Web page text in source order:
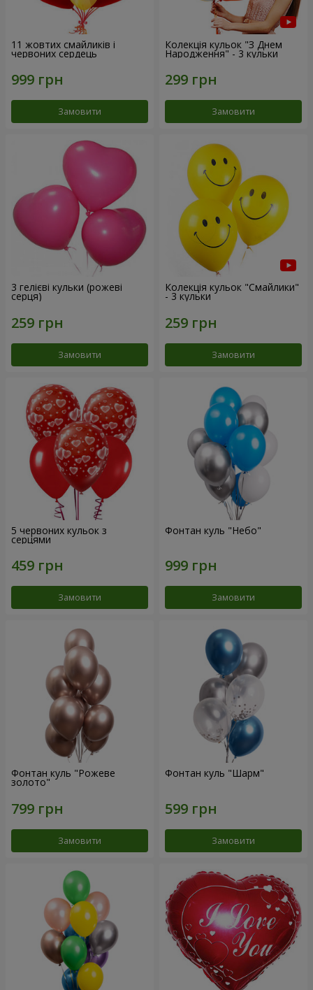
11 жовтих смайликів і
червоних сердець
Замовити
Колекція кульок "З Днем
Народження" - 3 кульки
Замовити
3 гелієві кульки (рожеві
серця)
Замовити
Колекція кульок "Смайлики"
- 3 кульки
Замовити
5 червоних кульок з
серцями
Замовити
Фонтан куль "Небо"
Замовити
Фонтан куль "Рожеве
золото"
Замовити
Фонтан куль "Шарм"
Замовити